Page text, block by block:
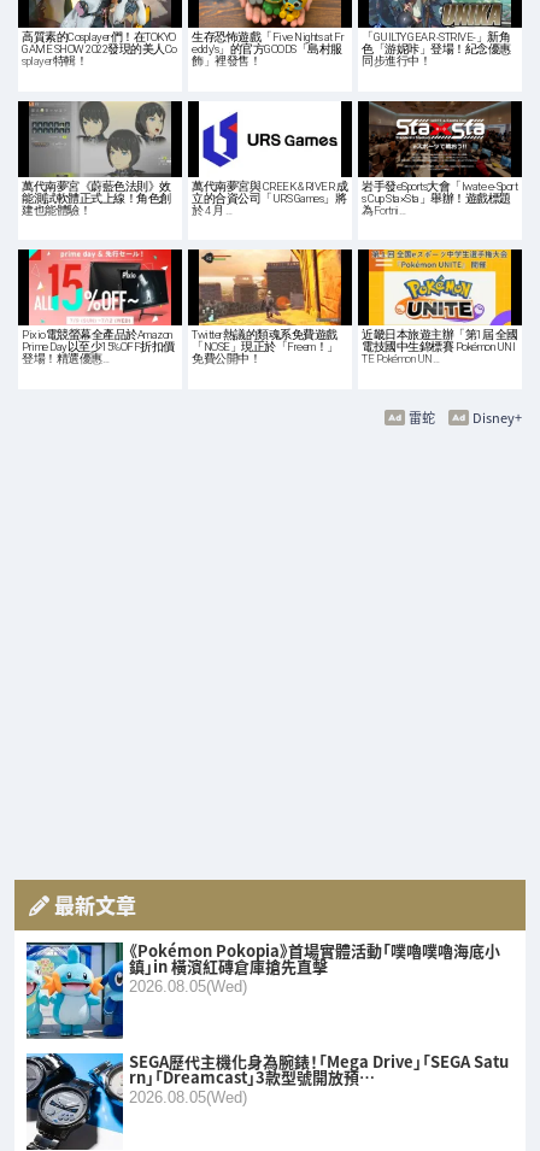
高質素的Cosplayer們！在TOKYO
GAME SHOW 2022發現的美人Co
splayer特輯！
生存恐怖遊戲「Five Nights at Fr
eddy's」的官方GOODS「島村服
飾」裡發售！
「GUILTY GEAR -STRIVE-」新角
色「游妮咔」登場！紀念優惠
同步進行中！
萬代南夢宮《蔚藍色法則》效
能測試軟體正式上線！角色創
建也能體驗！
萬代南夢宮與 CREEK & RIVER 成
立的合資公司「URS Games」將
於 4 月 …
岩手發eSports大會「Iwate e-Sport
s Cup Sta×Sta」舉辦！遊戲標題
為Fortni…
Pixio電競螢幕全產品於Amazon
Prime Day以至少15%OFF折扣價
登場！精選優惠…
Twitter熱議的類魂系免費遊戲
「NOSE」現正於「Freem！」
免費公開中！
近畿日本旅遊主辦「第1屆 全國
電技國中生錦標賽 Pokémon UNI
TE Pokémon UN…
Disney+
雷蛇
最新文章
《Pokémon Pokopia》首場實體活動「噗嚕噗嚕海底小
鎮」in 橫濱紅磚倉庫搶先直擊
2026.08.05(Wed)
SEGA歷代主機化身為腕錶！「Mega Drive」「SEGA Satu
rn」「Dreamcast」3款型號開放預…
2026.08.05(Wed)